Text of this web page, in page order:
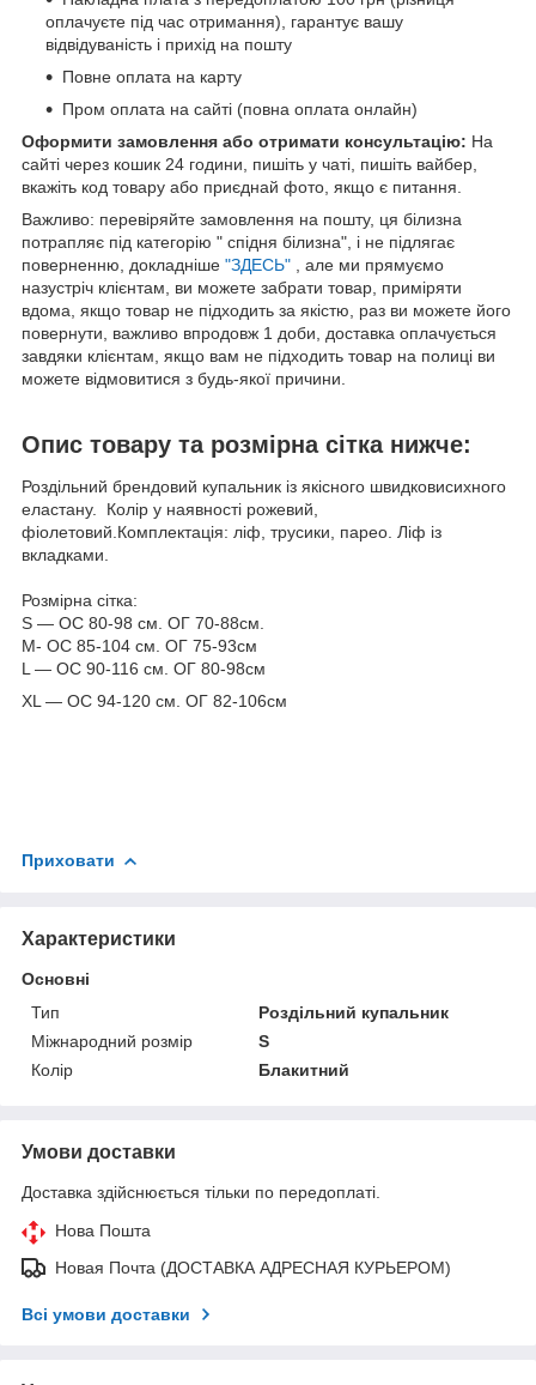
оплачуєте під час отримання), гарантує вашу
відвідуваність і прихід на пошту
Повне оплата на карту
Пром оплата на сайті (повна оплата онлайн)
Оформити замовлення або отримати консультацію: На
сайті через кошик 24 години, пишіть у чаті, пишіть вайбер,
вкажіть код товару або приєднай фото, якщо є питання.
Важливо: перевіряйте замовлення на пошту, ця білизна
потрапляє під категорію " спідня білизна", і не підлягає
поверненню, докладніше "ЗДЕСЬ" , але ми прямуємо
назустріч клієнтам, ви можете забрати товар, приміряти
вдома, якщо товар не підходить за якістю, раз ви можете його
повернути, важливо впродовж 1 доби, доставка оплачується
завдяки клієнтам, якщо вам не підходить товар на полиці ви
можете відмовитися з будь-якої причини.
Опис товару та розмірна сітка нижче:
Роздільний брендовий купальник із якісного швидковисихного
еластану. Колір у наявності рожевий,
фіолетовий.Комплектація: ліф, трусики, парео. Ліф із
вкладками.
Розмірна сітка:
S — ОС 80-98 см. ОГ 70-88см.
M- ОС 85-104 см. ОГ 75-93см
L — ОС 90-116 см. ОГ 80-98см
ХL — ОС 94-120 см. ОГ 82-106см
Приховати
Характеристики
Основні
Тип
Роздільний купальник
Міжнародний розмір
S
Колір
Блакитний
Умови доставки
Доставка здійснюється тільки по передоплаті.
Нова Пошта
Новая Почта (ДОСТАВКА АДРЕСНАЯ КУРЬЕРОМ)
Всі умови доставки